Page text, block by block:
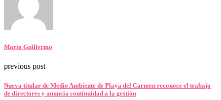
Mario Guillermo
previous post
Nueva titular de Medio Ambiente de Playa del Carmen reconoce el trabajo
de directores y anuncia continuidad a la gestión